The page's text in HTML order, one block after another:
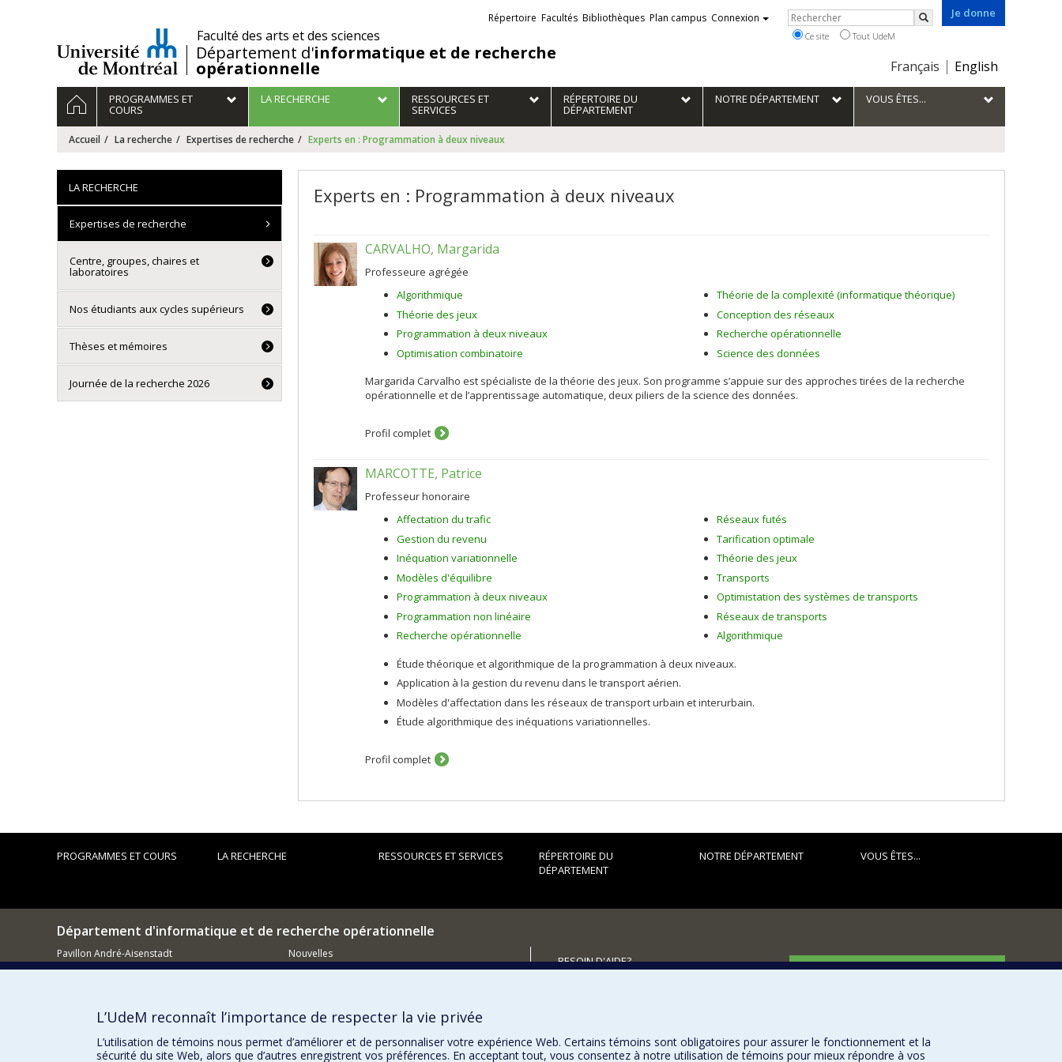
/Faculté des arts et des sciences
Département d'informatique et de recherche
opérationnelle
Je donne
Choix
la
langue
Français English
Liens
externes
Répertoire Facultés Bibliothèques Plan campus Connexion Rechercher
Rechercher
Ce site Tout UdeM
Navigation
principale
ACCUEILPROGRAMMES ET
COURS
LA RECHERCHE RESSOURCES ET
SERVICES
RÉPERTOIRE DU
DÉPARTEMENT
NOTRE DÉPARTEMENT VOUS ÊTES...
Accueil La recherche Expertises de recherche Experts en : Programmation à deux niveaux
Experts en : Programmation à deux niveaux
CARVALHO, Margarida
Professeure agrégée
Algorithmique
Théorie des jeux
Programmation à deux niveaux
Optimisation combinatoire
Théorie de la complexité (informatique théorique)
Conception des réseaux
Recherche opérationnelle
Science des données
Margarida Carvalho est spécialiste de la théorie des jeux. Son programme s’appuie sur des approches tirées de la recherche
opérationnelle et de l’apprentissage automatique, deux piliers de la science des données.
Profil complet
MARCOTTE, Patrice
Professeur honoraire
Affectation du trafic
Gestion du revenu
Inéquation variationnelle
Modèles d'équilibre
Programmation à deux niveaux
Programmation non linéaire
Recherche opérationnelle
Réseaux futés
Tarification optimale
Théorie des jeux
Transports
Optimistation des systèmes de transports
Réseaux de transports
Algorithmique
Étude théorique et algorithmique de la programmation à deux niveaux.
Application à la gestion du revenu dans le transport aérien.
Modèles d'affectation dans les réseaux de transport urbain et interurbain.
Étude algorithmique des inéquations variationnelles.
Profil complet
LA RECHERCHE
Expertises de recherche
Centre, groupes, chaires et
laboratoires
Nos étudiants aux cycles supérieurs
Thèses et mémoires
Journée de la recherche 2026
PROGRAMMES ET COURS LA RECHERCHE RESSOURCES ET SERVICES
RÉPERTOIRE DU
DÉPARTEMENT
NOTRE DÉPARTEMENT VOUS ÊTES...
Département d'informatique et de recherche opérationnelle
Pavillon André-Aisenstadt
2920, chemin de la Tour
514 343-6602
Nouvelles
BESOIN D'AIDE?
FACULTÉ DES ARTS ET DES SCIENCES
Nos programmes et cours
L’UdeM reconnaît l’importance de respecter la vie privée
L’utilisation de témoins nous permet d’améliorer et de personnaliser votre expérience Web. Certains témoins sont obligatoires pour assurer le fonctionnement et la
sécurité du site Web, alors que d’autres enregistrent vos préférences. En acceptant tout, vous consentez à notre utilisation de témoins pour mieux répondre à vos